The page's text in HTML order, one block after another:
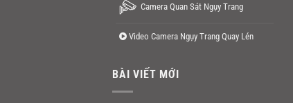
Camera Quan Sát Ngụy Trang
Video Camera Ngụy Trang Quay Lén
BÀI VIẾT MỚI